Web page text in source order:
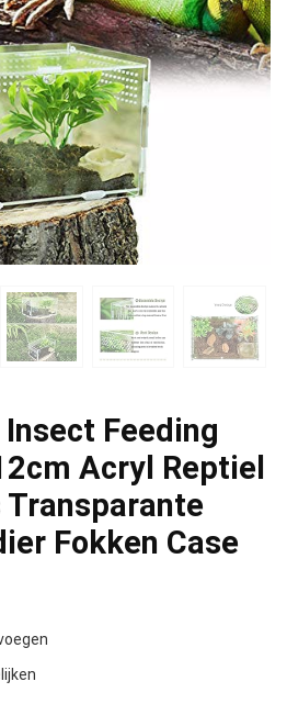
Insect Feeding
Acryl Reptiel
Transparante
Fokken Case